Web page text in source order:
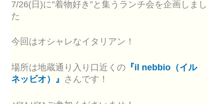
7/26(日)に”着物好き”と集うランチ会を企画しまし
た
今回はオシャレなイタリアン！
場所は地蔵通り入り口近くの 『il nebbio（イル
ネッビオ）』 さんです！